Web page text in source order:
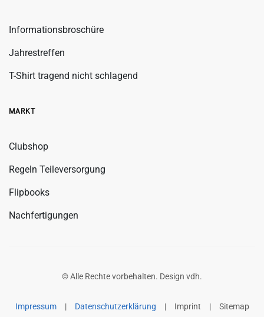
Informationsbroschüre
Jahrestreffen
T-Shirt tragend nicht schlagend
MARKT
Clubshop
Regeln Teileversorgung
Flipbooks
Nachfertigungen
© Alle Rechte vorbehalten. Design vdh.
Impressum| Datenschutzerklärung | Imprint | Sitemap